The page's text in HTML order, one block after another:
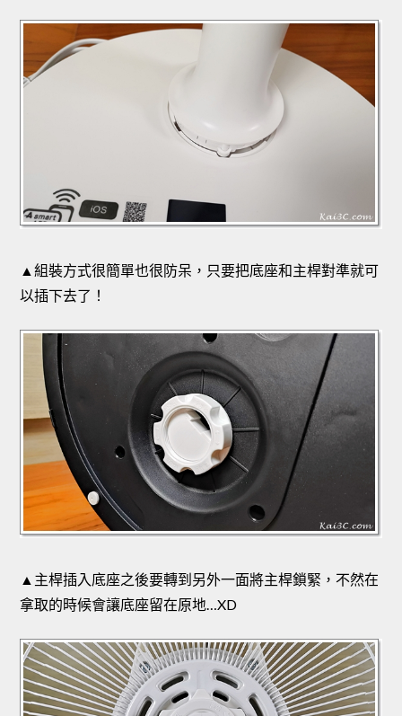
▲組裝方式很簡單也很防呆，只要把底座和主桿對準就可
以插下去了！
▲主桿插入底座之後要轉到另外一面將主桿鎖緊，不然在
拿取的時候會讓底座留在原地…XD